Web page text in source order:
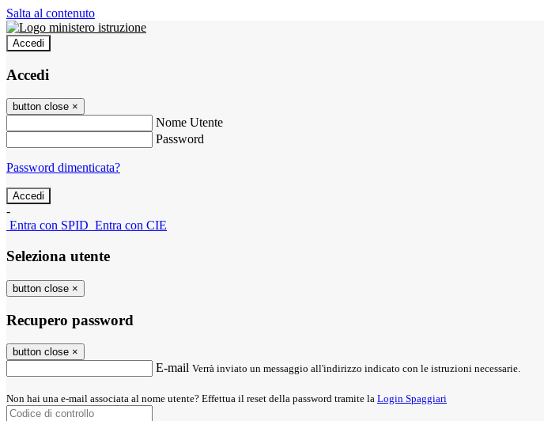
Salta al contenuto
Accedi
Accedi
button close ×
Nome Utente
Password
Password dimenticata?
-
Entra con SPID Entra con CIE
Seleziona utente
button close ×
Recupero password
button close ×
E-mail Verrà inviato un messaggio all'indirizzo indicato con le istruzioni necessarie.
Non hai una e-mail associata al nome utente? Effettua il reset della password tramite la Login Spaggiari